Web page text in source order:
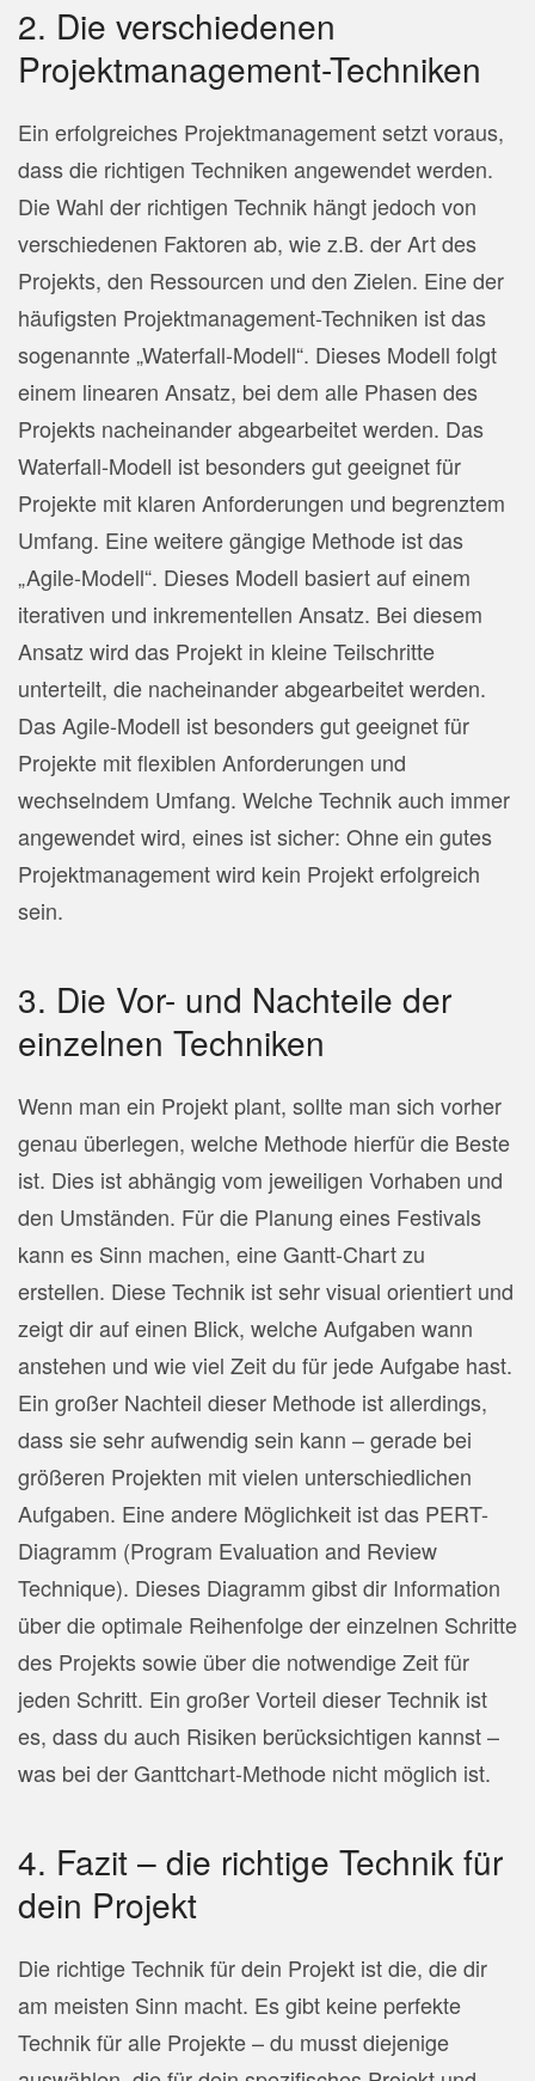
2. Die verschiedenen
Projektmanagement-Techniken
Ein erfolgreiches Projektmanagement setzt voraus,
dass die richtigen Techniken angewendet werden.
Die Wahl der richtigen Technik hängt jedoch von
verschiedenen Faktoren ab, wie z.B. der Art des
Projekts, den Ressourcen und den Zielen. Eine der
häufigsten Projektmanagement-Techniken ist das
sogenannte „Waterfall-Modell“. Dieses Modell folgt
einem linearen Ansatz, bei dem alle Phasen des
Projekts nacheinander abgearbeitet werden. Das
Waterfall-Modell ist besonders gut geeignet für
Projekte mit klaren Anforderungen und begrenztem
Umfang. Eine weitere gängige Methode ist das
„Agile-Modell“. Dieses Modell basiert auf einem
iterativen und inkrementellen Ansatz. Bei diesem
Ansatz wird das Projekt in kleine Teilschritte
unterteilt, die nacheinander abgearbeitet werden.
Das Agile-Modell ist besonders gut geeignet für
Projekte mit flexiblen Anforderungen und
wechselndem Umfang. Welche Technik auch immer
angewendet wird, eines ist sicher: Ohne ein gutes
Projektmanagement wird kein Projekt erfolgreich
sein.
3. Die Vor- und Nachteile der
einzelnen Techniken
Wenn man ein Projekt plant, sollte man sich vorher
genau überlegen, welche Methode hierfür die Beste
ist. Dies ist abhängig vom jeweiligen Vorhaben und
den Umständen. Für die Planung eines Festivals
kann es Sinn machen, eine Gantt-Chart zu
erstellen. Diese Technik ist sehr visual orientiert und
zeigt dir auf einen Blick, welche Aufgaben wann
anstehen und wie viel Zeit du für jede Aufgabe hast.
Ein großer Nachteil dieser Methode ist allerdings,
dass sie sehr aufwendig sein kann – gerade bei
größeren Projekten mit vielen unterschiedlichen
Aufgaben. Eine andere Möglichkeit ist das PERT-
Diagramm (Program Evaluation and Review
Technique). Dieses Diagramm gibst dir Information
über die optimale Reihenfolge der einzelnen Schritte
des Projekts sowie über die notwendige Zeit für
jeden Schritt. Ein großer Vorteil dieser Technik ist
es, dass du auch Risiken berücksichtigen kannst –
was bei der Ganttchart-Methode nicht möglich ist.
4. Fazit – die richtige Technik für
dein Projekt
Die richtige Technik für dein Projekt ist die, die dir
am meisten Sinn macht. Es gibt keine perfekte
Technik für alle Projekte – du musst diejenige